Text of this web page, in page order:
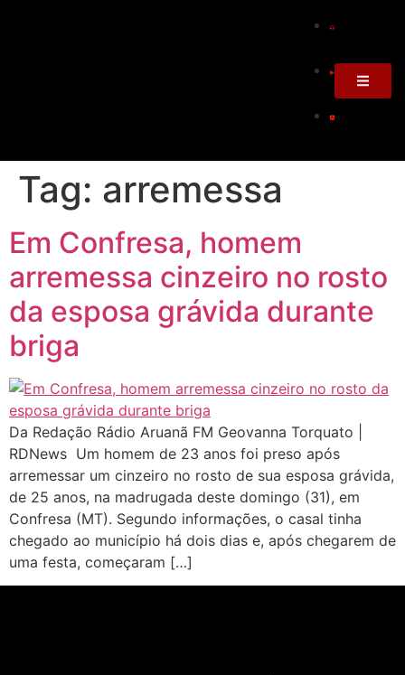
Tag: arremessa
Em Confresa, homem
arremessa cinzeiro no rosto
da esposa grávida durante
briga
Da Redação Rádio Aruanã FM Geovanna Torquato |
RDNews Um homem de 23 anos foi preso após
arremessar um cinzeiro no rosto de sua esposa grávida,
de 25 anos, na madrugada deste domingo (31), em
Confresa (MT). Segundo informações, o casal tinha
chegado ao município há dois dias e, após chegarem de
uma festa, começaram […]